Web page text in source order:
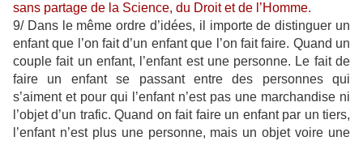
sans partage de la Science, du Droit et de l’Homme.
9/ Dans le même ordre d’idées, il importe de distinguer un
enfant que l’on fait d’un enfant que l’on fait faire. Quand un
couple fait un enfant, l’enfant est une personne. Le fait de
faire un enfant se passant entre des personnes qui
s’aiment et pour qui l’enfant n’est pas une marchandise ni
l’objet d’un trafic. Quand on fait faire un enfant par un tiers,
l’enfant n’est plus une personne, mais un objet voire une